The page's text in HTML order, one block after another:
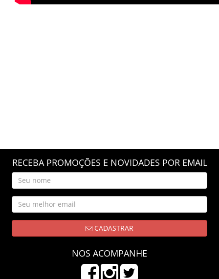
RECEBA PROMOÇÕES E NOVIDADES POR EMAIL
CADASTRAR
NOS ACOMPANHE